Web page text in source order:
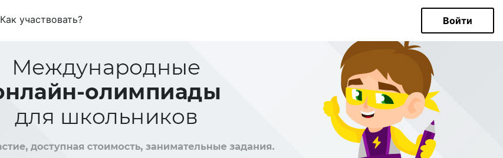
Как участвовать? Войти